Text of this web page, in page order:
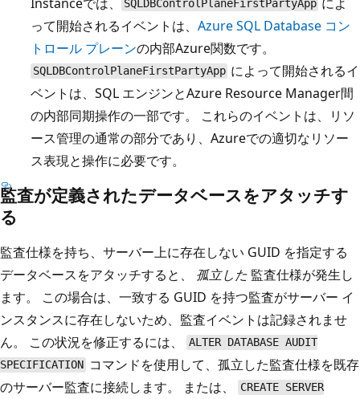
SQLDBControlPlaneFirstPartyApp
って開始されるイベントは、 Azure SQL Database コン
トロール プレーンの内部Azure関数です。
SQLDBControlPlaneFirstPartyApp によって開始されるイ
ベントは、SQL エンジンとAzure Resource Manager間
の内部同期操作の一部です。 これらのイベントは、リソ
ース管理の通常の部分であり、Azureでの適切なリソー
ス表現と操作に必要です。
監査が定義されたデータベースをアタッチす
る
監査仕様を持ち、サーバー上に存在しない GUID を指定する
データベースをアタッチすると、 孤立した 監査仕様が発生し
ます。 この場合は、一致する GUID を持つ監査がサーバー イ
ンスタンスに存在しないため、監査イベントは記録されませ
ん。 この状況を修正するには、
ALTER DATABASE AUDIT
SPECIFICATION コマンドを使用して、孤立した監査仕様を既存
のサーバー監査に接続します。 または、
CREATE SERVER